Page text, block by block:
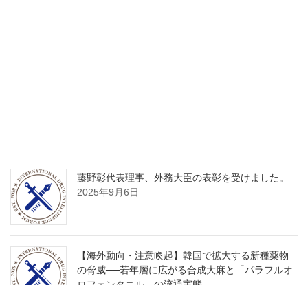
藤野彰代表理事、外務大臣の表彰を受けました。
2025年9月6日
【海外動向・注意喚起】韓国で拡大する新種薬物
の脅威──若年層に広がる合成大麻と「パラフルオ